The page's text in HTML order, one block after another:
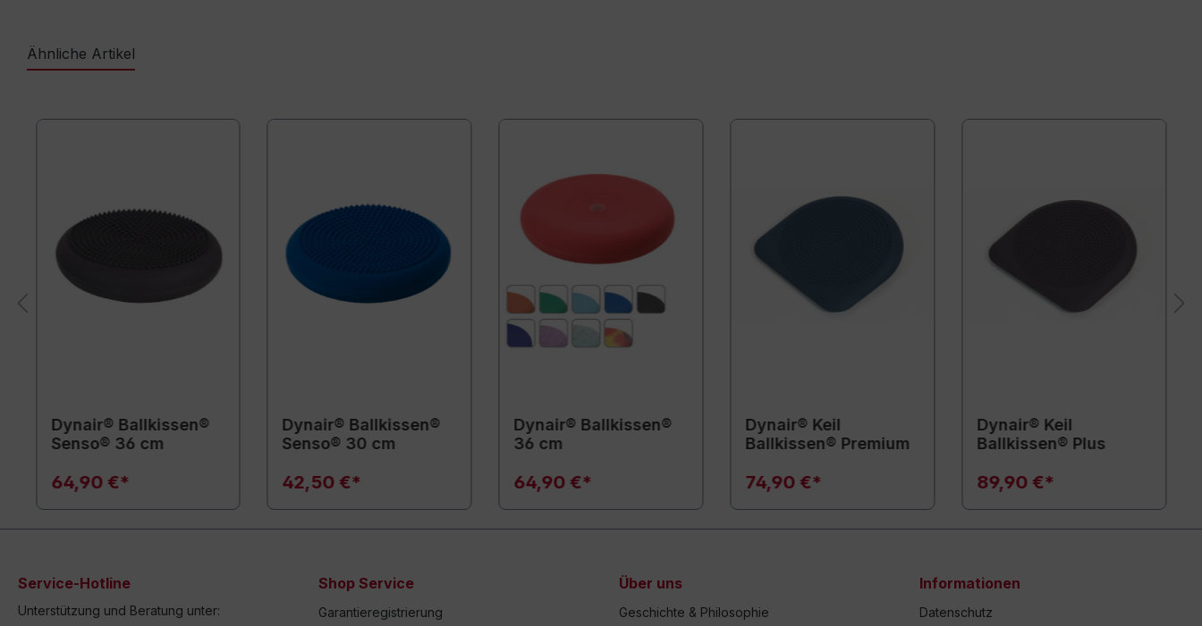
Ähnliche Artikel
Dynair® Ballkissen®
Senso® 36 cm
64,90 €*
Dynair® Ballkissen®
Senso® 30 cm
42,50 €*
Dynair® Ballkissen®
36 cm
64,90 €*
Dynair® Keil
Ballkissen® Premium
74,90 €*
Dynair® Keil
Ballkissen® Plus
89,90 €*
Service-Hotline
Unterstützung und Beratung unter:
Shop Service
Garantieregistrierung
Über uns
Geschichte & Philosophie
Informationen
Datenschutz